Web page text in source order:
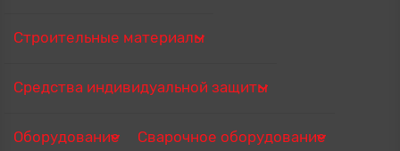
Строительные материалы
Средства индивидуальной защиты
Оборудование Сварочное оборудование